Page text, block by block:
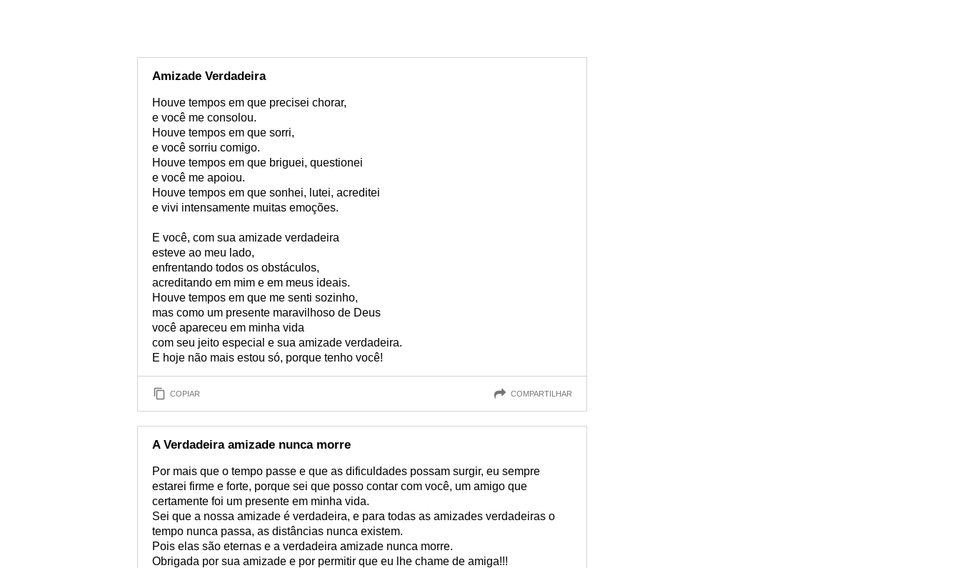
Amizade Verdadeira
Houve tempos em que precisei chorar,
e você me consolou.
Houve tempos em que sorri,
e você sorriu comigo.
Houve tempos em que briguei, questionei
e você me apoiou.
Houve tempos em que sonhei, lutei, acreditei
e vivi intensamente muitas emoções.
E você, com sua amizade verdadeira
esteve ao meu lado,
enfrentando todos os obstáculos,
acreditando em mim e em meus ideais.
Houve tempos em que me senti sozinho,
mas como um presente maravilhoso de Deus
você apareceu em minha vida
com seu jeito especial e sua amizade verdadeira.
E hoje não mais estou só, porque tenho você!
COPIAR COMPARTILHAR
A Verdadeira amizade nunca morre
Por mais que o tempo passe e que as dificuldades possam surgir, eu sempre
estarei firme e forte, porque sei que posso contar com você, um amigo que
certamente foi um presente em minha vida.
Sei que a nossa amizade é verdadeira, e para todas as amizades verdadeiras o
tempo nunca passa, as distâncias nunca existem.
Pois elas são eternas e a verdadeira amizade nunca morre.
Obrigada por sua amizade e por permitir que eu lhe chame de amiga!!!